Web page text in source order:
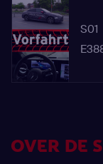
S01
OVER DE